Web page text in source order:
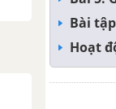
Bài
Hoạt